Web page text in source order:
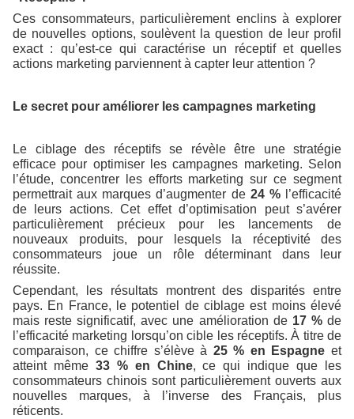
Ces consommateurs, particulièrement enclins à explorer
de nouvelles options, soulèvent la question de leur profil
exact : qu’est-ce qui caractérise un réceptif et quelles
actions marketing parviennent à capter leur attention ?
Le secret pour améliorer les campagnes marketing
Le ciblage des réceptifs se révèle être une stratégie
efficace pour optimiser les campagnes marketing. Selon
l’étude, concentrer les efforts marketing sur ce segment
permettrait aux marques d’augmenter de 24 %l’efficacité
de leurs actions. Cet effet d’optimisation peut s’avérer
particulièrement précieux pour les lancements de
nouveaux produits, pour lesquels la réceptivité des
consommateurs joue un rôle déterminant dans leur
réussite.
Cependant, les résultats montrent des disparités entre
pays. En France, le potentiel de ciblage est moins élevé
mais reste significatif, avec une amélioration de 17 %de
l’efficacité marketing lorsqu’on cible les réceptifs. À titre de
comparaison, ce chiffre s’élève à 25 % en Espagne et
atteint même 33 % en Chine, ce qui indique que les
consommateurs chinois sont particulièrement ouverts aux
nouvelles marques, à l’inverse des Français, plus
réticents.